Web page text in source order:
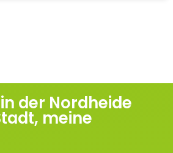
der Nordheide
meine